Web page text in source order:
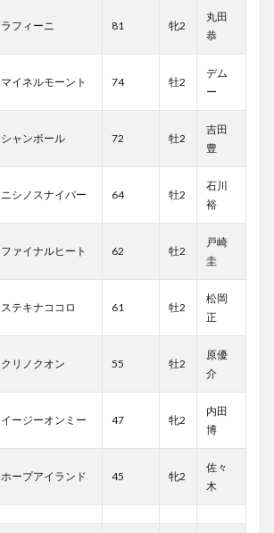
ラフィーニ 81 牝2
丸田
恭
マイネルモーント 74 牡2
デム
ー
シャンボール 72 牡2
吉田
豊
ニシノスナイパー 64 牡2
石川
裕
ファイナルヒート 62 牡2
戸崎
圭
ステキナココロ 61 牡2
松岡
正
クリノクオン 55 牡2
原優
介
イージーオンミー 47 牝2
内田
博
ホープアイランド 45 牝2
佐々
木